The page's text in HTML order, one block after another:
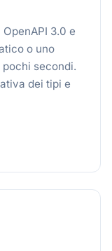
3.0 e
o uno
secondi.
dei tipi e